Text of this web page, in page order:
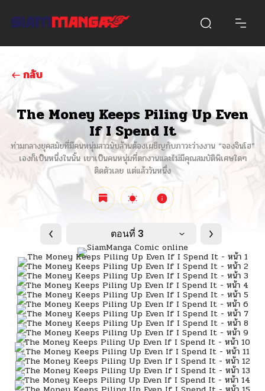
กลับ
The Money Keeps Piling Up Even
If I Spend It
ท่ามกลางยุคสมัยที่มีคนหนุ่มสาวนับล้านต้องเผชิญกับภาวะว่างงาน “จองจินโฮ”
เองก็เป็นหนึ่งในนั้น เขาเป็นคนหนุ่มที่ตกงานและไม่มีคุณสมบัติพิเศษใดๆ
ติดตัวเลย แต่แล้ววันหนึ่ง
ตอนที่ 3